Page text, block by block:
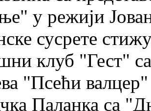
у режији
сусрете
клуб "Гест"
"Псећи
Паланка са